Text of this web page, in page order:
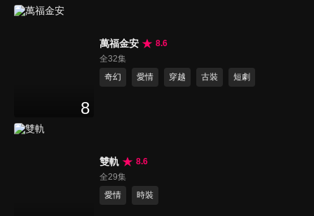
8
萬福金安
8.6
全32集
奇幻
愛情 穿越 古裝 短劇
雙軌
8.6
全29集
愛情
時裝